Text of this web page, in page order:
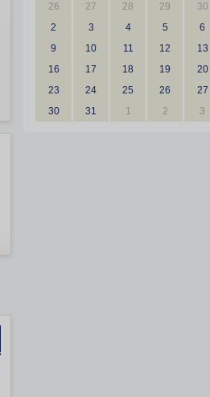
26 27 28 29 30
2
3 4 5 6
9
10 11 12 13
16
17 18 19 20
23
24 25 26 27
30
31 1 2 3